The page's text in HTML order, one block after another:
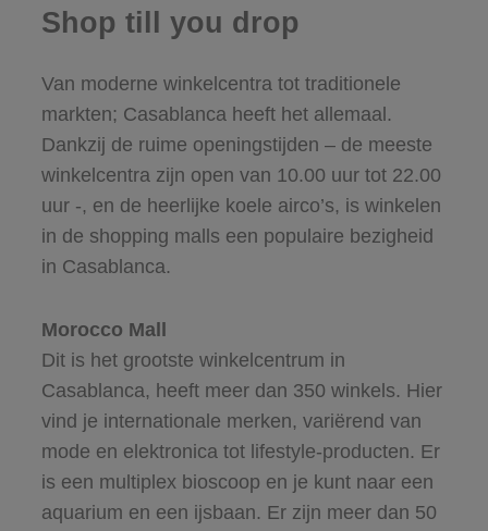
Shop till you drop
Van moderne winkelcentra tot traditionele
markten; Casablanca heeft het allemaal.
Dankzij de ruime openingstijden – de meeste
winkelcentra zijn open van 10.00 uur tot 22.00
uur -, en de heerlijke koele airco’s, is winkelen
in de shopping malls een populaire bezigheid
in Casablanca.
Morocco Mall
Dit is het grootste winkelcentrum in
Casablanca, heeft meer dan 350 winkels. Hier
vind je internationale merken, variërend van
mode en elektronica tot lifestyle-producten. Er
is een multiplex bioscoop en je kunt naar een
aquarium en een ijsbaan. Er zijn meer dan 50